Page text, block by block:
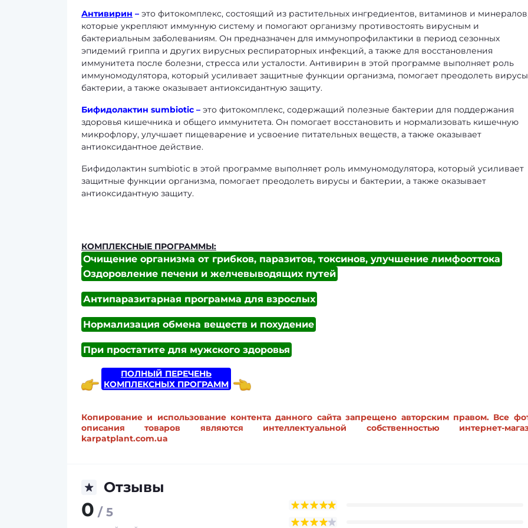
Антивирин – это фитокомплекс, состоящий из растительных ингредиентов, витаминов и
которые укрепляют иммунную систему и помогают организму противостоять вирусным и
бактериальным заболеваниям. Он предназначен для иммунопрофилактики в период сезонных
эпидемий гриппа и других вирусных респираторных инфекций, а также для восстановления
иммунитета после болезни, стресса или усталости. Антивирин в этой программе выполняет роль
иммуномодулятора, который усиливает защитные функции организма, помогает преодолеть
бактерии, а также оказывает антиоксидантную защиту.
Бифидолактин sumbiotic – это фитокомплекс, содержащий полезные бактерии для поддержания
здоровья кишечника и общего иммунитета. Он помогает восстановить и нормализовать кишечную
микрофлору, улучшает пищеварение и усвоение питательных веществ, а также оказывает
антиоксидантное действие.
Бифидолактин sumbiotic в этой программе выполняет роль иммуномодулятора, который усиливает
защитные функции организма, помогает преодолеть вирусы и бактерии, а также оказывает
антиоксидантную защиту.
КОМПЛЕКСНЫЕ ПРОГРАММЫ:
Очищение организма от грибков, паразитов, токсинов, улучшение лимфооттока
Оздоровление печени и желчевыводящих путей
Антипаразитарная программа для взрослых
Нормализация обмена веществ и похудение
При простатите для мужского здоровья
ПОЛНЫЙ ПЕРЕЧЕНЬ
КОМПЛЕКСНЫХ ПРОГРАММ
Копирование и использование контента данного сайта запрещено авторским правом. Все
описания товаров являются интеллектуальной собственностью интернет-
karpatplant.com.ua
Отзывы
0 / 5